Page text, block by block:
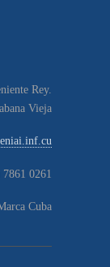
Rey.
Vieja
0261